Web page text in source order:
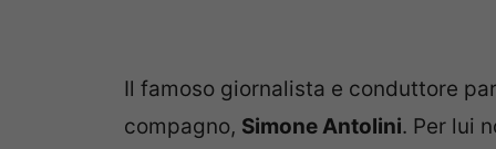
Il famoso giornalista e conduttore
compagno, Simone Antolini. Per lui